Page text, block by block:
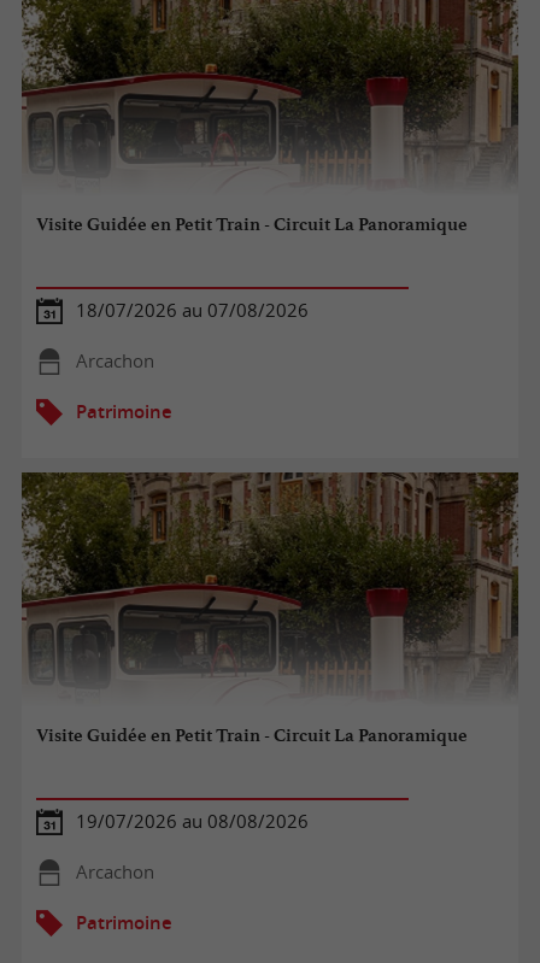
Visite Guidée en Petit Train - Circuit La Panoramique
18/07/2026 au 07/08/2026
Arcachon
Patrimoine
Visite Guidée en Petit Train - Circuit La Panoramique
19/07/2026 au 08/08/2026
Arcachon
Patrimoine